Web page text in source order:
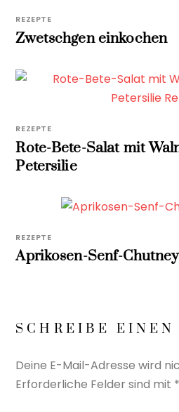
REZEPTE
Zwetschgen einkochen
REZEPTE
Rote-Bete-Salat mit
Petersilie
REZEPTE
Aprikosen-Senf-
SCHREIBE EINEN
Deine E-Mail-Adresse wird
Erforderliche Felder sind mit *